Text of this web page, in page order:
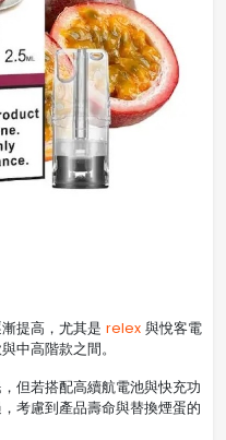
提高，尤其是 relex 與悅客電
中高階款之間。
但若搭配高續航電池與快充功
考慮到產品壽命與替換煙蛋的